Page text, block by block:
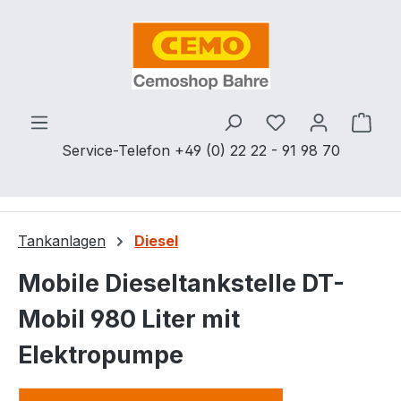
Zum Hauptinhalt springen
Service-Telefon +49 (0) 22 22 - 91 98 70
Du hast 0
Tankanlagen Diesel
Mobile Dieseltankstelle DT-
Mobil 980 Liter mit
Elektropumpe